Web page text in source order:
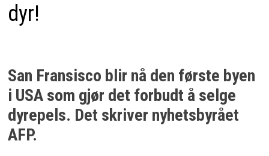
dyr!
San Fransisco blir nå den første byen
i USA som gjør det forbudt å selge
dyrepels. Det skriver nyhetsbyrået
AFP.